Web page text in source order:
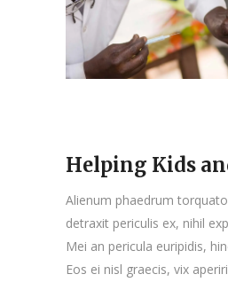
Helping Kids
Alienum phaedrum
detraxit periculis ex, nihil
Mei an pericula euripidis,
Eos ei nisl graecis, vix